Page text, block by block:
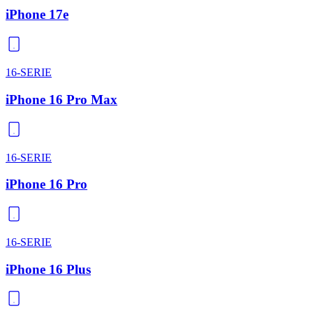
iPhone 17e
16-SERIE
iPhone 16 Pro Max
16-SERIE
iPhone 16 Pro
16-SERIE
iPhone 16 Plus